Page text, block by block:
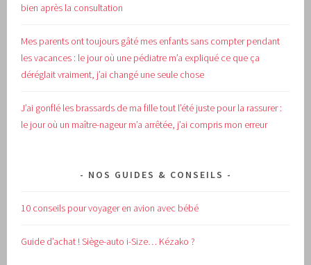
bien après la consultation
Mes parents ont toujours gâté mes enfants sans compter pendant
les vacances : le jour où une pédiatre m’a expliqué ce que ça
déréglait vraiment, j’ai changé une seule chose
J’ai gonflé les brassards de ma fille tout l’été juste pour la rassurer :
le jour où un maître-nageur m’a arrêtée, j’ai compris mon erreur
NOS GUIDES & CONSEILS
10 conseils pour voyager en avion avec bébé
Guide d’achat !Siège-auto i-Size… Kézako ?